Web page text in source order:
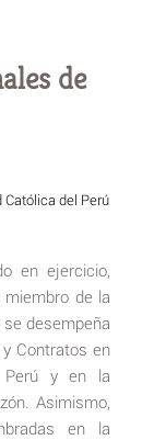
de
del Perú
en ejercicio,
de la
desempeña
Contratos en
Perú y en la
Asimismo,
en la